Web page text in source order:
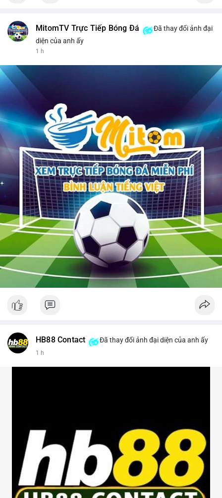
MitomTV Trực Tiếp Bóng Đá
Đã thay đổi ảnh đại
diện của anh ấy
1 h
HB88 Contact Đã thay đổi ảnh đại diện của anh ấy
1 h